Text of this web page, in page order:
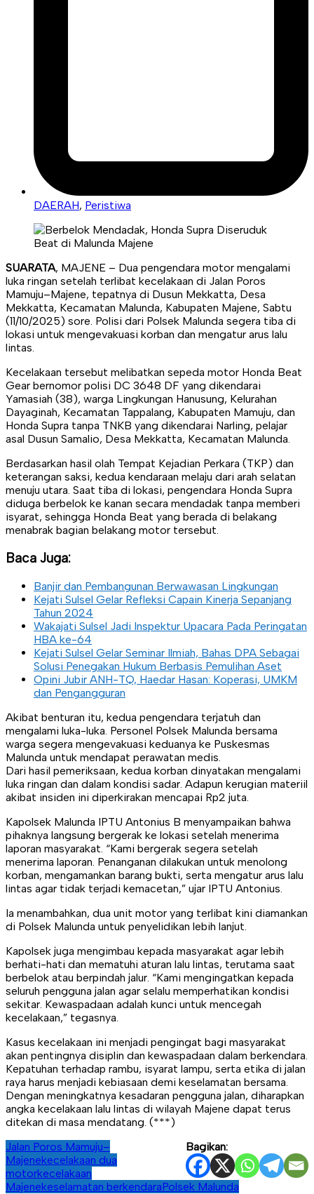
DAERAH, Peristiwa
SUARATA, MAJENE – Dua pengendara motor mengalami
luka ringan setelah terlibat kecelakaan di Jalan Poros
Mamuju–Majene, tepatnya di Dusun Mekkatta, Desa
Mekkatta, Kecamatan Malunda, Kabupaten Majene, Sabtu
(11/10/2025) sore. Polisi dari Polsek Malunda segera tiba di
lokasi untuk mengevakuasi korban dan mengatur arus lalu
lintas.
Kecelakaan tersebut melibatkan sepeda motor Honda Beat
Gear bernomor polisi DC 3648 DF yang dikendarai
Yamasiah (38), warga Lingkungan Hanusung, Kelurahan
Dayaginah, Kecamatan Tappalang, Kabupaten Mamuju, dan
Honda Supra tanpa TNKB yang dikendarai Narling, pelajar
asal Dusun Samalio, Desa Mekkatta, Kecamatan Malunda.
Berdasarkan hasil olah Tempat Kejadian Perkara (TKP) dan
keterangan saksi, kedua kendaraan melaju dari arah selatan
menuju utara. Saat tiba di lokasi, pengendara Honda Supra
diduga berbelok ke kanan secara mendadak tanpa memberi
isyarat, sehingga Honda Beat yang berada di belakang
menabrak bagian belakang motor tersebut.
Baca Juga:
Banjir dan Pembangunan Berwawasan Lingkungan
Kejati Sulsel Gelar Refleksi Capain Kinerja Sepanjang
Tahun 2024
Wakajati Sulsel Jadi Inspektur Upacara Pada Peringatan
HBA ke-64
Kejati Sulsel Gelar Seminar Ilmiah, Bahas DPA Sebagai
Solusi Penegakan Hukum Berbasis Pemulihan Aset
Opini Jubir ANH-TQ, Haedar Hasan: Koperasi, UMKM
dan Pengangguran
Akibat benturan itu, kedua pengendara terjatuh dan
mengalami luka-luka. Personel Polsek Malunda bersama
warga segera mengevakuasi keduanya ke Puskesmas
Malunda untuk mendapat perawatan medis.
Dari hasil pemeriksaan, kedua korban dinyatakan mengalami
luka ringan dan dalam kondisi sadar. Adapun kerugian materiil
akibat insiden ini diperkirakan mencapai Rp2 juta.
Kapolsek Malunda IPTU Antonius B menyampaikan bahwa
pihaknya langsung bergerak ke lokasi setelah menerima
laporan masyarakat. “Kami bergerak segera setelah
menerima laporan. Penanganan dilakukan untuk menolong
korban, mengamankan barang bukti, serta mengatur arus lalu
lintas agar tidak terjadi kemacetan,” ujar IPTU Antonius.
Ia menambahkan, dua unit motor yang terlibat kini diamankan
di Polsek Malunda untuk penyelidikan lebih lanjut.
Kapolsek juga mengimbau kepada masyarakat agar lebih
berhati-hati dan mematuhi aturan lalu lintas, terutama saat
berbelok atau berpindah jalur. “Kami mengingatkan kepada
seluruh pengguna jalan agar selalu memperhatikan kondisi
sekitar. Kewaspadaan adalah kunci untuk mencegah
kecelakaan,” tegasnya.
Kasus kecelakaan ini menjadi pengingat bagi masyarakat
akan pentingnya disiplin dan kewaspadaan dalam berkendara.
Kepatuhan terhadap rambu, isyarat lampu, serta etika di jalan
raya harus menjadi kebiasaan demi keselamatan bersama.
Dengan meningkatnya kesadaran pengguna jalan, diharapkan
angka kecelakaan lalu lintas di wilayah Majene dapat terus
ditekan di masa mendatang. (***)
Bagikan:
Jalan Poros Mamuju–
Majenekecelakaan dua
motorkecelakaan
Majenekeselamatan berkendaraPolsek Malunda